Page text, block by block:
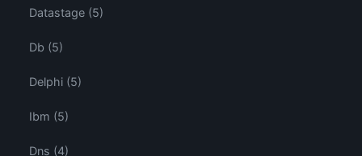
Datastage (5)
Db (5)
Delphi (5)
Ibm (5)
Dns (4)